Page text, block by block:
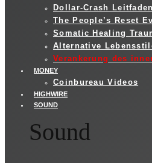
Dollar-Crash
The People’s Reset
Somatic Healing
Alternative
Verankerung des
MONEY
Coinbureau Videos
HIGHWIRE
SOUND
Sound